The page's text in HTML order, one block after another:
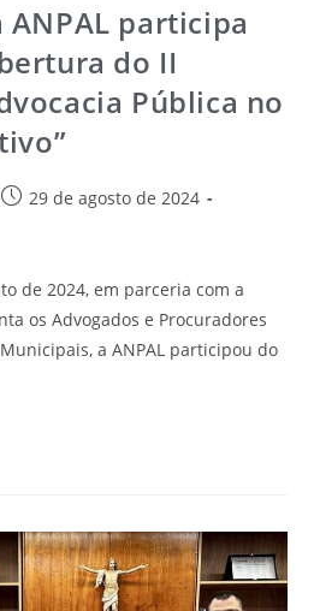
participa
do II
Pública no
29 de agosto de 2024
de 2024, em parceria com a
os Advogados e Procuradores
a ANPAL participou do